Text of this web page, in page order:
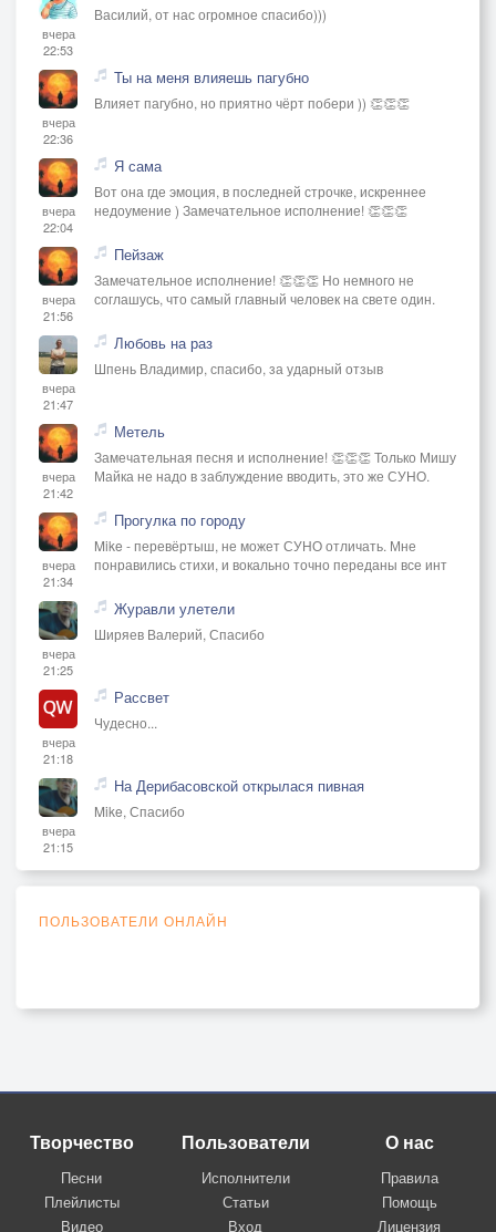
вчера
22:53
Василий, от нас огромное спасибо)))
вчера
22:36
Ты на меня влияешь пагубно
Влияет пагубно, но приятно чёрт побери )) 👏👏👏
вчера
22:04
Я сама
Вот она где эмоция, в последней строчке, искреннее
недоумение ) Замечательное исполнение! 👏👏👏
вчера
21:56
Пейзаж
Замечательное исполнение! 👏👏👏 Но немного не
соглашусь, что самый главный человек на свете один.
вчера
21:47
Любовь на раз
Шпень Владимир, спасибо, за ударный отзыв
вчера
21:42
Метель
Замечательная песня и исполнение! 👏👏👏 Только Мишу
Майка не надо в заблуждение вводить, это же СУНО.
вчера
21:34
Прогулка по городу
Mike - перевёртыш, не может СУНО отличать. Мне
понравились стихи, и вокально точно переданы все инт
вчера
21:25
Журавли улетели
Ширяев Валерий, Спасибо
вчера
21:18
Рассвет
Чудесно...
вчера
21:15
На Дерибасовской открылася пивная
Mike, Спасибо
ПОЛЬЗОВАТЕЛИ ОНЛАЙН
Творчество
Песни
Плейлисты
Видео
Пользователи
Исполнители
Статьи
Вход
О нас
Правила
Помощь
Лицензия